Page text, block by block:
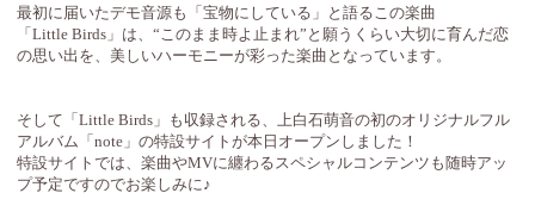
最初に届いたデモ音源も「宝物にしている」と語るこの楽曲
「Little Birds」は、“このまま時よ止まれ”と願うくらい大切に育んだ恋
の思い出を、美しいハーモニーが彩った楽曲となっています。
そして「Little Birds」も収録される、上白石萌音の初のオリジナルフル
アルバム「note」の特設サイトが本日オープンしました！
特設サイトでは、楽曲やMVに纏わるスペシャルコンテンツも随時アッ
プ予定ですのでお楽しみに♪